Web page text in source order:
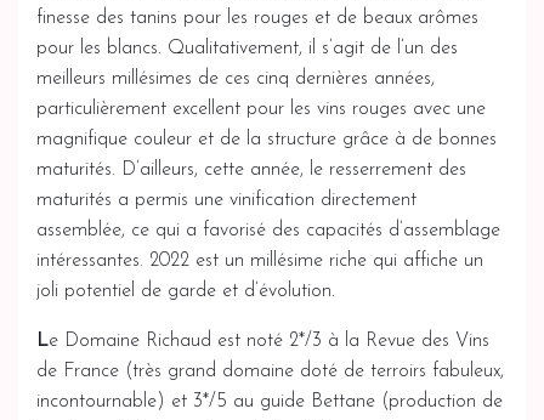
finesse des tanins pour les rouges et de beaux arômes
pour les blancs. Qualitativement, il s’agit de l’un des
meilleurs millésimes de ces cinq dernières années,
particulièrement excellent pour les vins rouges avec une
magnifique couleur et de la structure grâce à de bonnes
maturités. D’ailleurs, cette année, le resserrement des
maturités a permis une vinification directement
assemblée, ce qui a favorisé des capacités d’assemblage
intéressantes. 2022 est un millésime riche qui affiche un
joli potentiel de garde et d’évolution.
Le Domaine Richaud est noté 2*/3 à la Revue des Vins
de France (très grand domaine doté de terroirs fabuleux,
incontournable) et 3*/5 au guide Bettane (production de